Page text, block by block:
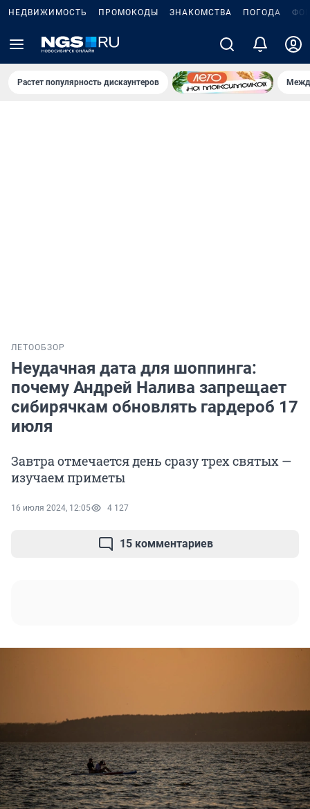
НЕДВИЖИМОСТЬ ПРОМОКОДЫ ЗНАКОМСТВА ПОГОДА
Растет популярность дискаунтеров
ЛЕТООБЗОР
Неудачная дата для шоппинга:
почему Андрей Налива запрещает
сибирячкам обновлять гардероб 17
июля
Завтра отмечается день сразу трех святых —
изучаем приметы
16 июля 2024, 12:05 4 127
15 комментариев